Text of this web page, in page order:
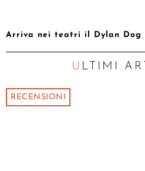
Arriva nei teatri il Dylan Dog
ULTIMI
RECENSIONI